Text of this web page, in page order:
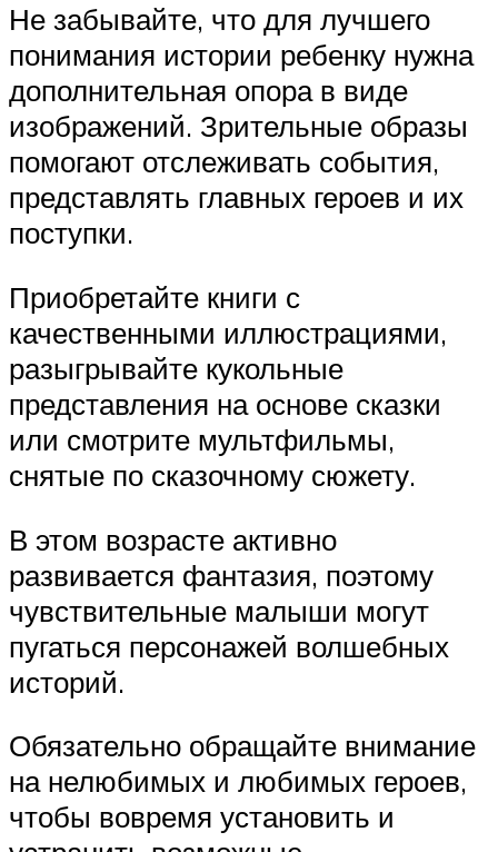
Не забывайте, что для лучшего
понимания истории ребенку нужна
дополнительная опора в виде
изображений. Зрительные образы
помогают отслеживать события,
представлять главных героев и их
поступки.
Приобретайте книги с
качественными иллюстрациями,
разыгрывайте кукольные
представления на основе сказки
или смотрите мультфильмы,
снятые по сказочному сюжету.
В этом возрасте активно
развивается фантазия, поэтому
чувствительные малыши могут
пугаться персонажей волшебных
историй.
Обязательно обращайте внимание
на нелюбимых и любимых героев,
чтобы вовремя установить и